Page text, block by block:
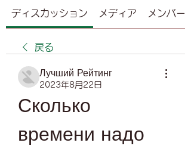
ディスカッション メディア メンバー
戻る
Лучший Рейтинг
2023年8月22日
Сколько
времени надо